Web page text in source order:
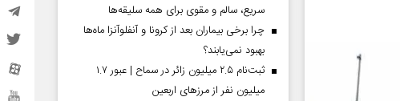
سریع، سالم و مقوی برای همه سلیقه‌ها
چرا برخی بیماران بعد از کرونا و آنفلوآنزا ماه‌ها
بهبود نمی‌یابند؟
ثبت‌نام ۲.۵ میلیون زائر در سماح | عبور ۱.۷
میلیون نفر از مرز‌های اربعین